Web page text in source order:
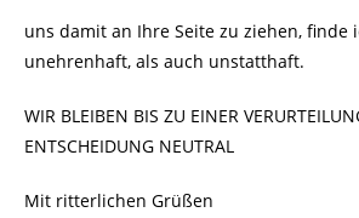
uns damit an Ihre Seite zu ziehen, finde
unehrenhaft, als auch unstatthaft.
WIR BLEIBEN BIS ZU EINER
ENTSCHEIDUNG NEUTRAL
Mit ritterlichen Grüßen